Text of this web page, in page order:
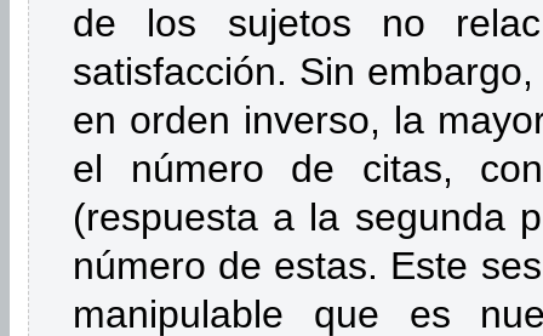
de los sujetos no
satisfacción. Sin
en orden inverso, la
el número de citas,
(respuesta a la segunda
número de estas. Este
manipulable que es